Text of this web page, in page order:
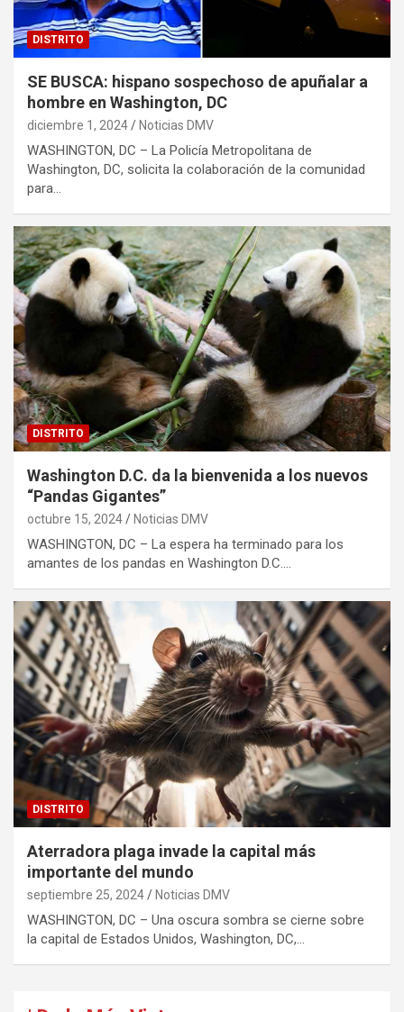
DISTRITO
SE BUSCA: hispano sospechoso de apuñalar a
hombre en Washington, DC
diciembre 1, 2024 Noticias DMV
WASHINGTON, DC – La Policía Metropolitana de
Washington, DC, solicita la colaboración de la comunidad
para…
DISTRITO
Washington D.C. da la bienvenida a los nuevos
“Pandas Gigantes”
octubre 15, 2024 Noticias DMV
WASHINGTON, DC – La espera ha terminado para los
amantes de los pandas en Washington D.C.…
DISTRITO
Aterradora plaga invade la capital más
importante del mundo
septiembre 25, 2024 Noticias DMV
WASHINGTON, DC – Una oscura sombra se cierne sobre
la capital de Estados Unidos, Washington, DC,…